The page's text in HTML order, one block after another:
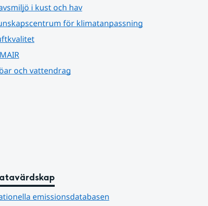
i kust och hav
för klimatanpassning
och vattendrag
emissionsdatabasen